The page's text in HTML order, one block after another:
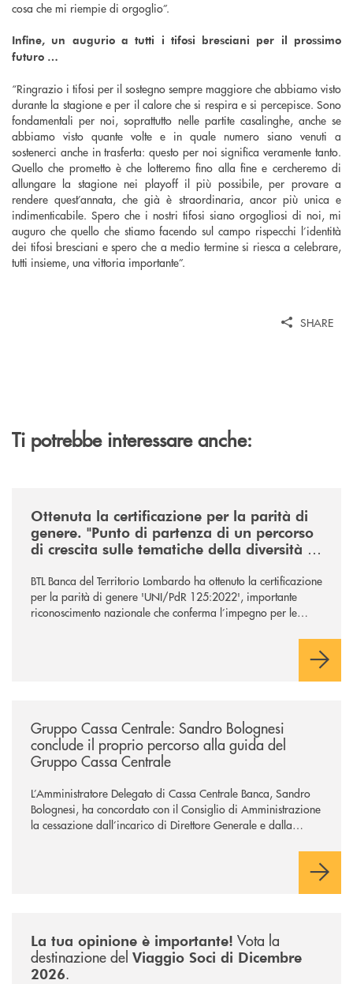
cosa che mi riempie di orgoglio”.
Infine, un augurio a tutti i tifosi bresciani per il prossimo
futuro …
“Ringrazio i tifosi per il sostegno sempre maggiore che abbiamo visto
durante la stagione e per il calore che si respira e si percepisce. Sono
fondamentali per noi, soprattutto nelle partite casalinghe, anche se
abbiamo visto quante volte e in quale numero siano venuti a
sostenerci anche in trasferta: questo per noi significa veramente tanto.
Quello che prometto è che lotteremo fino alla fine e cercheremo di
allungare la stagione nei playoff il più possibile, per provare a
rendere quest’annata, che già è straordinaria, ancor più unica e
indimenticabile. Spero che i nostri tifosi siano orgogliosi di noi, mi
auguro che quello che stiamo facendo sul campo rispecchi l’identità
dei tifosi bresciani e spero che a medio termine si riesca a celebrare,
tutti insieme, una vittoria importante”.
SHARE
Ti potrebbe interessare anche:
Ottenuta la certificazione per la parità di
genere. "Punto di partenza di un percorso
di crescita sulle tematiche della diversità e
BTL Banca del Territorio Lombardo ha ottenuto la certificazione
per la parità di genere 'UNI/PdR 125:2022', importante
riconoscimento nazionale che conferma l’impegno per le
Gruppo Cassa Centrale: Sandro Bolognesi
conclude il proprio percorso alla guida del
Gruppo Cassa Centrale
L’Amministratore Delegato di Cassa Centrale Banca, Sandro
Bolognesi, ha concordato con il Consiglio di Amministrazione
la cessazione dall’incarico di Direttore Generale e dalla
Il Gruppo, sotto la guida dell’Amministratore Delegato, e con
La tua opinione è importante! Vota la
destinazione del Viaggio Soci di Dicembre
2026.